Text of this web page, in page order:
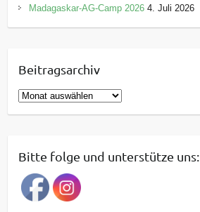
Madagaskar-AG-Camp 2026 4. Juli 2026
Beitragsarchiv
B
e
r
a
g
Bitte folge und unterstütze uns: